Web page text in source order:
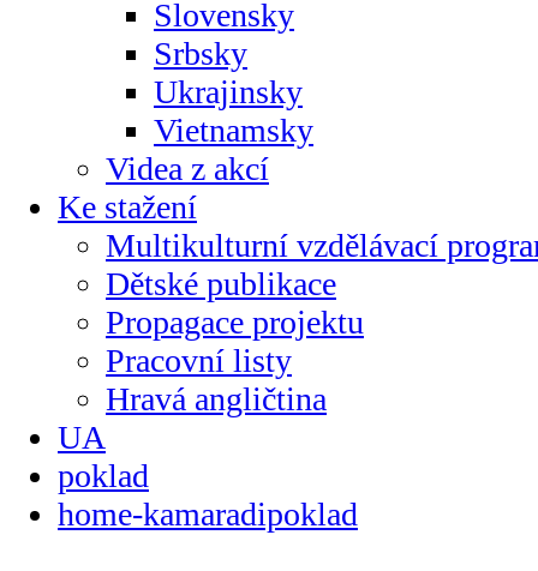
Slovensky
Srbsky
Ukrajinsky
Vietnamsky
Videa z akcí
Ke stažení
Multikulturní vzdělávací
Dětské publikace
Propagace projektu
Pracovní listy
Hravá angličtina
UA
poklad
home-kamaradipoklad